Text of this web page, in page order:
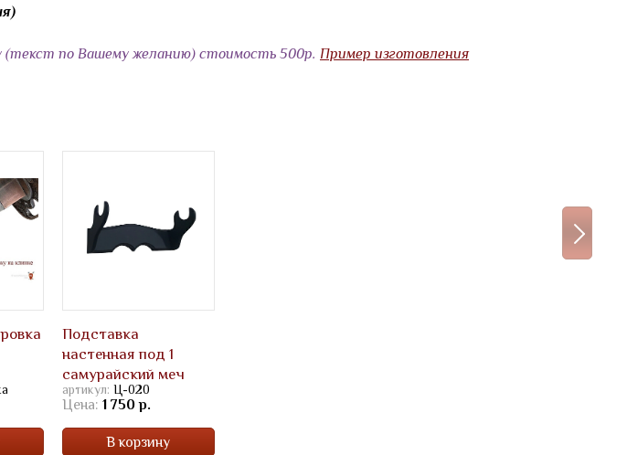
(текст по Вашему желанию) стоимость 500р. Пример изготовления
Подставка
настенная под 1
самурайский меч
31х13 см.
артикул:Ц-020
Цена: 1 750 р.
В корзину